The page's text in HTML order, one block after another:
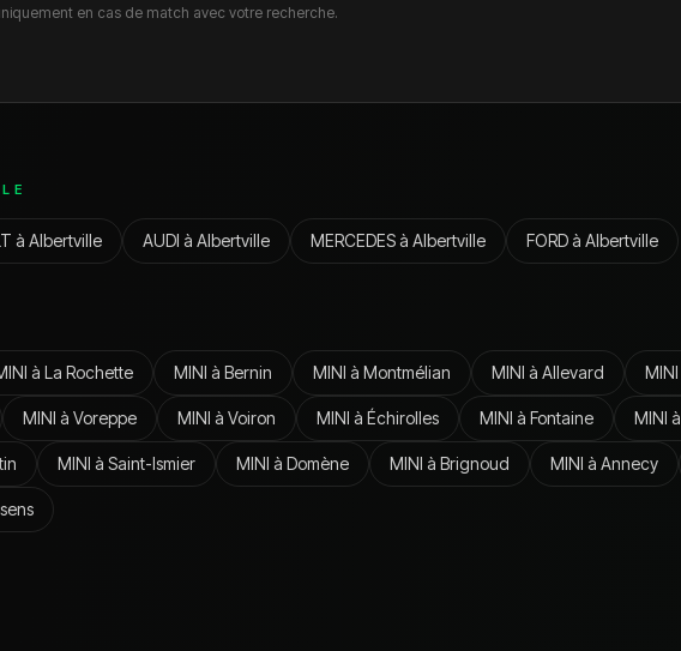
en cas de match avec votre recherche.
à Albertville AUDI à Albertville MERCEDESà Albertville FORDà Albertville
à La Rochette MINI à Bernin MINI à Montmélian MINI à Allevard MINI
MINI à Voreppe MINI à Voiron MINI à Échirolles MINI à Fontaine MINI à
MINI à Saint-Ismier MINI à Domène MINI à Brignoud MINI à Annecy